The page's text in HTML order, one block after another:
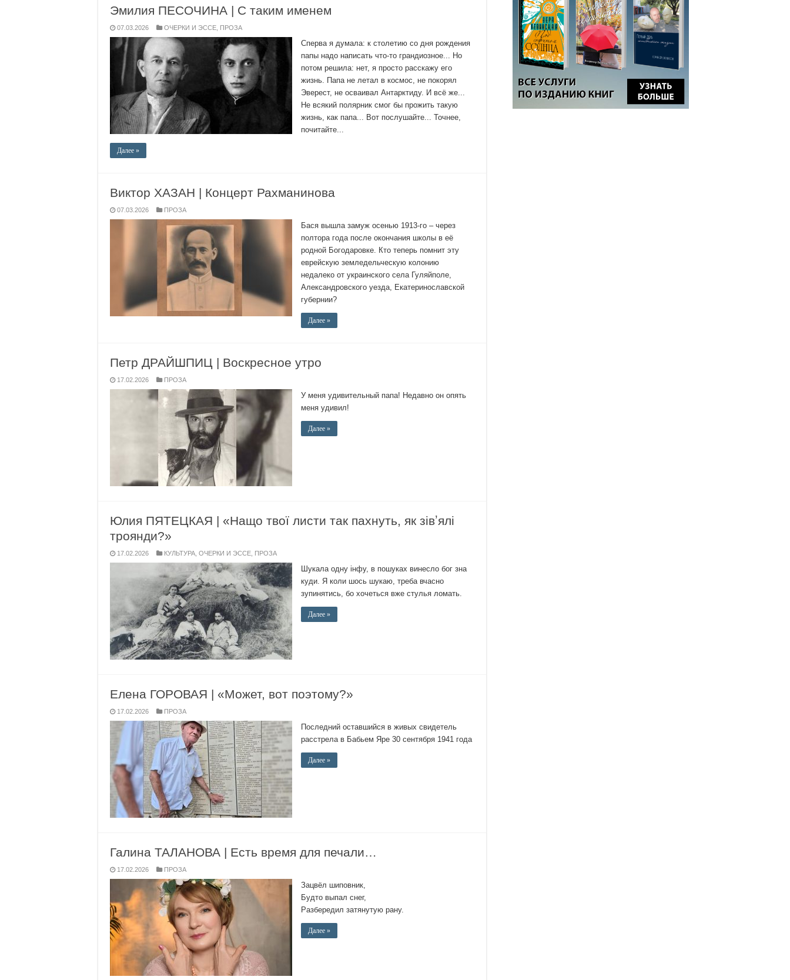
Эмилия ПЕСОЧИНА | С таким именем
07.03.2026 ОЧЕРКИ И ЭССЕ ПРОЗА
Сперва я думала: к столетию со дня рождения
папы надо написать что-то грандиозное... Но
потом решила: нет, я просто расскажу его
жизнь. Папа не летал в космос, не покорял
Эверест, не осваивал Антарктиду. И всё же...
Не всякий полярник смог бы прожить такую
жизнь, как папа... Вот послушайте... Точнее,
почитайте...
Далее »
Виктор ХАЗАН | Концерт Рахманинова
07.03.2026 ПРОЗА
Бася вышла замуж осенью 1913-го – через
полтора года после окончания школы в её
родной Богодаровке. Кто теперь помнит эту
еврейскую земледельческую колонию
недалеко от украинского села Гуляйполе,
Александровского уезда, Екатеринославской
губернии?
Далее »
Петр ДРАЙШПИЦ | Воскресное утро
17.02.2026 ПРОЗА
У меня удивительный папа! Недавно он опять
меня удивил!
Далее »
Юлия ПЯТЕЦКАЯ | «Нащо твої листи так пахнуть, як зівʼялі
троянди?»
17.02.2026 КУЛЬТУРА ОЧЕРКИ И ЭССЕ ПРОЗА
Шукала одну інфу, в пошуках винесло бог зна
куди. Я коли шось шукаю, треба вчасно
зупинятись, бо хочеться вже стулья ломать.
Далее »
Елена ГОРОВАЯ | «Может, вот поэтому?»
17.02.2026 ПРОЗА
Последний оставшийся в живых свидетель
расстрела в Бабьем Яре 30 сентября 1941 года
Далее »
Галина ТАЛАНОВА | Есть время для печали…
17.02.2026 ПРОЗА
Зацвёл шиповник,
Будто выпал снег,
Разбередил затянутую рану.
Далее »